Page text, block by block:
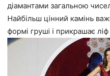
діамантами загальною
Найбільш цінний камінь
формі груші і прикрашає